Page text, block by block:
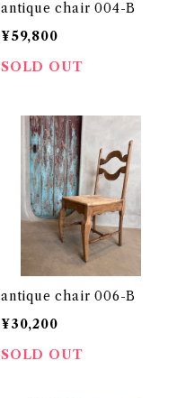
antique chair 004-B
¥59,800
SOLD OUT
antique chair 006-B
¥30,200
SOLD OUT